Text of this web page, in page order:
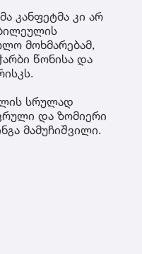
კანფეტმა კი არ
მოხმარებამ,
წონისა და
სრულად
და ზომიერი
მამუჩიშვილი.